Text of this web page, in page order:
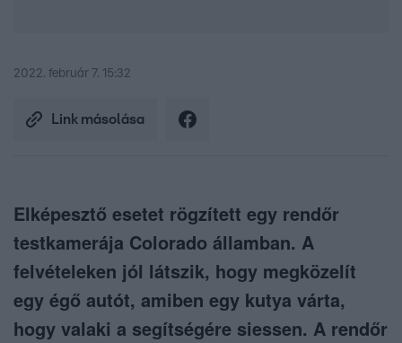
2022. február 7. 15:32
Link másolása
Elképesztő esetet rögzített egy rendőr
testkamerája Colorado államban. A
felvételeken jól látszik, hogy megközelít
egy égő autót, amiben egy kutya várta,
hogy valaki a segítségére siessen. A rendőr